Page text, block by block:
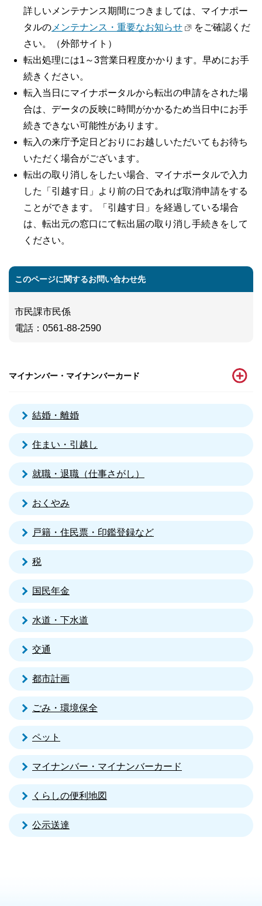
詳しいメンテナンス期間につきましては、マイナポー
タルの メンテナンス・重要なお知らせ
をご確認くだ
さい。（外部サイト）
転出処理には1～3営業日程度かかります。早めにお手
続きください。
転入当日にマイナポータルから転出の申請をされた場
合は、データの反映に時間がかかるため当日中にお手
続きできない可能性があります。
転入の来庁予定日どおりにお越しいただいてもお待ち
いただく場合がございます。
転出の取り消しをしたい場合、マイナポータルで入力
した「引越す日」より前の日であれば取消申請をする
ことができます。「引越す日」を経過している場合
は、転出元の窓口にて転出届の取り消し手続きをして
ください。
このページに関するお問い合わせ先
市民課市民係
電話 ：0561-88-2590
マイナンバー・マイナンバーカード
結婚・離婚
住まい・引越し
就職・退職（仕事さがし）
おくやみ
戸籍・住民票・印鑑登録など
税
国民年金
水道・下水道
交通
都市計画
ごみ・環境保全
ペット
マイナンバー・マイナンバーカード
くらしの便利地図
公示送達